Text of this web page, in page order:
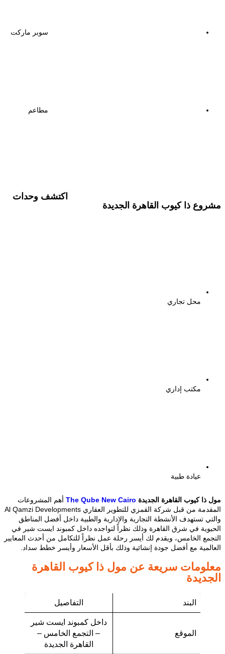
سوبر ماركت
مطاعم
اكتشف وحدات
مشروع ذا كيوب القاهرة الجديدة
محل تجاري
مكتب إداري
عيادة طبية
مول ذا كيوب القاهرة الجديدة The Qube New Cairo أهم المشروعات
المقدمة من قبل شركة القمزي للتطوير العقاري Al Qamzi Developments
والتي تستهدف الأنشطة التجارية والإدارية والطبية داخل أفضل المناطق
الحيوية في شرق القاهرة وذلك نظراً لتواجده داخل كمبوند ايست شير في
التجمع الخامس، ويقدم لك أيسر رحلة عمل نظراً للتكامل من أحدث المعايير
العالمية مع أفضل جودة إنشائية وذلك بأقل الأسعار وأيسر خطط سداد.
معلومات سريعة عن مول ذا كيوب القاهرة
الجديدة
البند التفاصيل
الموقع
داخل كمبوند ايست شير
– التجمع الخامس –
القاهرة الجديدة